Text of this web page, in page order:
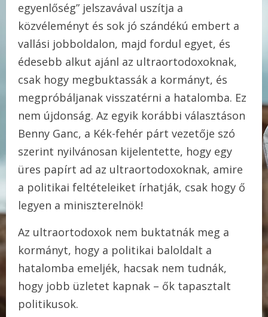
egyenlőség” jelszavával uszítja a
közvéleményt és sok jó szándékú embert a
vallási jobboldalon, majd fordul egyet, és
édesebb alkut ajánl az ultraortodoxoknak,
csak hogy megbuktassák a kormányt, és
megpróbáljanak visszatérni a hatalomba. Ez
nem újdonság. Az egyik korábbi választáson
Benny Ganc, a Kék-fehér párt vezetője szó
szerint nyilvánosan kijelentette, hogy egy
üres papírt ad az ultraortodoxoknak, amire
a politikai feltételeiket írhatják, csak hogy ő
legyen a miniszterelnök!
Az ultraortodoxok nem buktatnák meg a
kormányt, hogy a politikai baloldalt a
hatalomba emeljék, hacsak nem tudnák,
hogy jobb üzletet kapnak – ők tapasztalt
politikusok.